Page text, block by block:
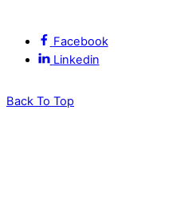
Facebook
Linkedin
Back To Top